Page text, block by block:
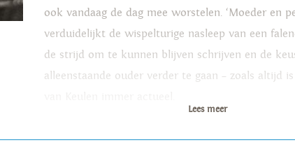
ook vandaag de dag mee worstelen. ‘Moeder en
verduidelijkt de wispelturige nasleep van een
de strijd om te kunnen blijven schrijven en de
alleenstaande ouder verder te gaan – zoals altijd
Lees meer